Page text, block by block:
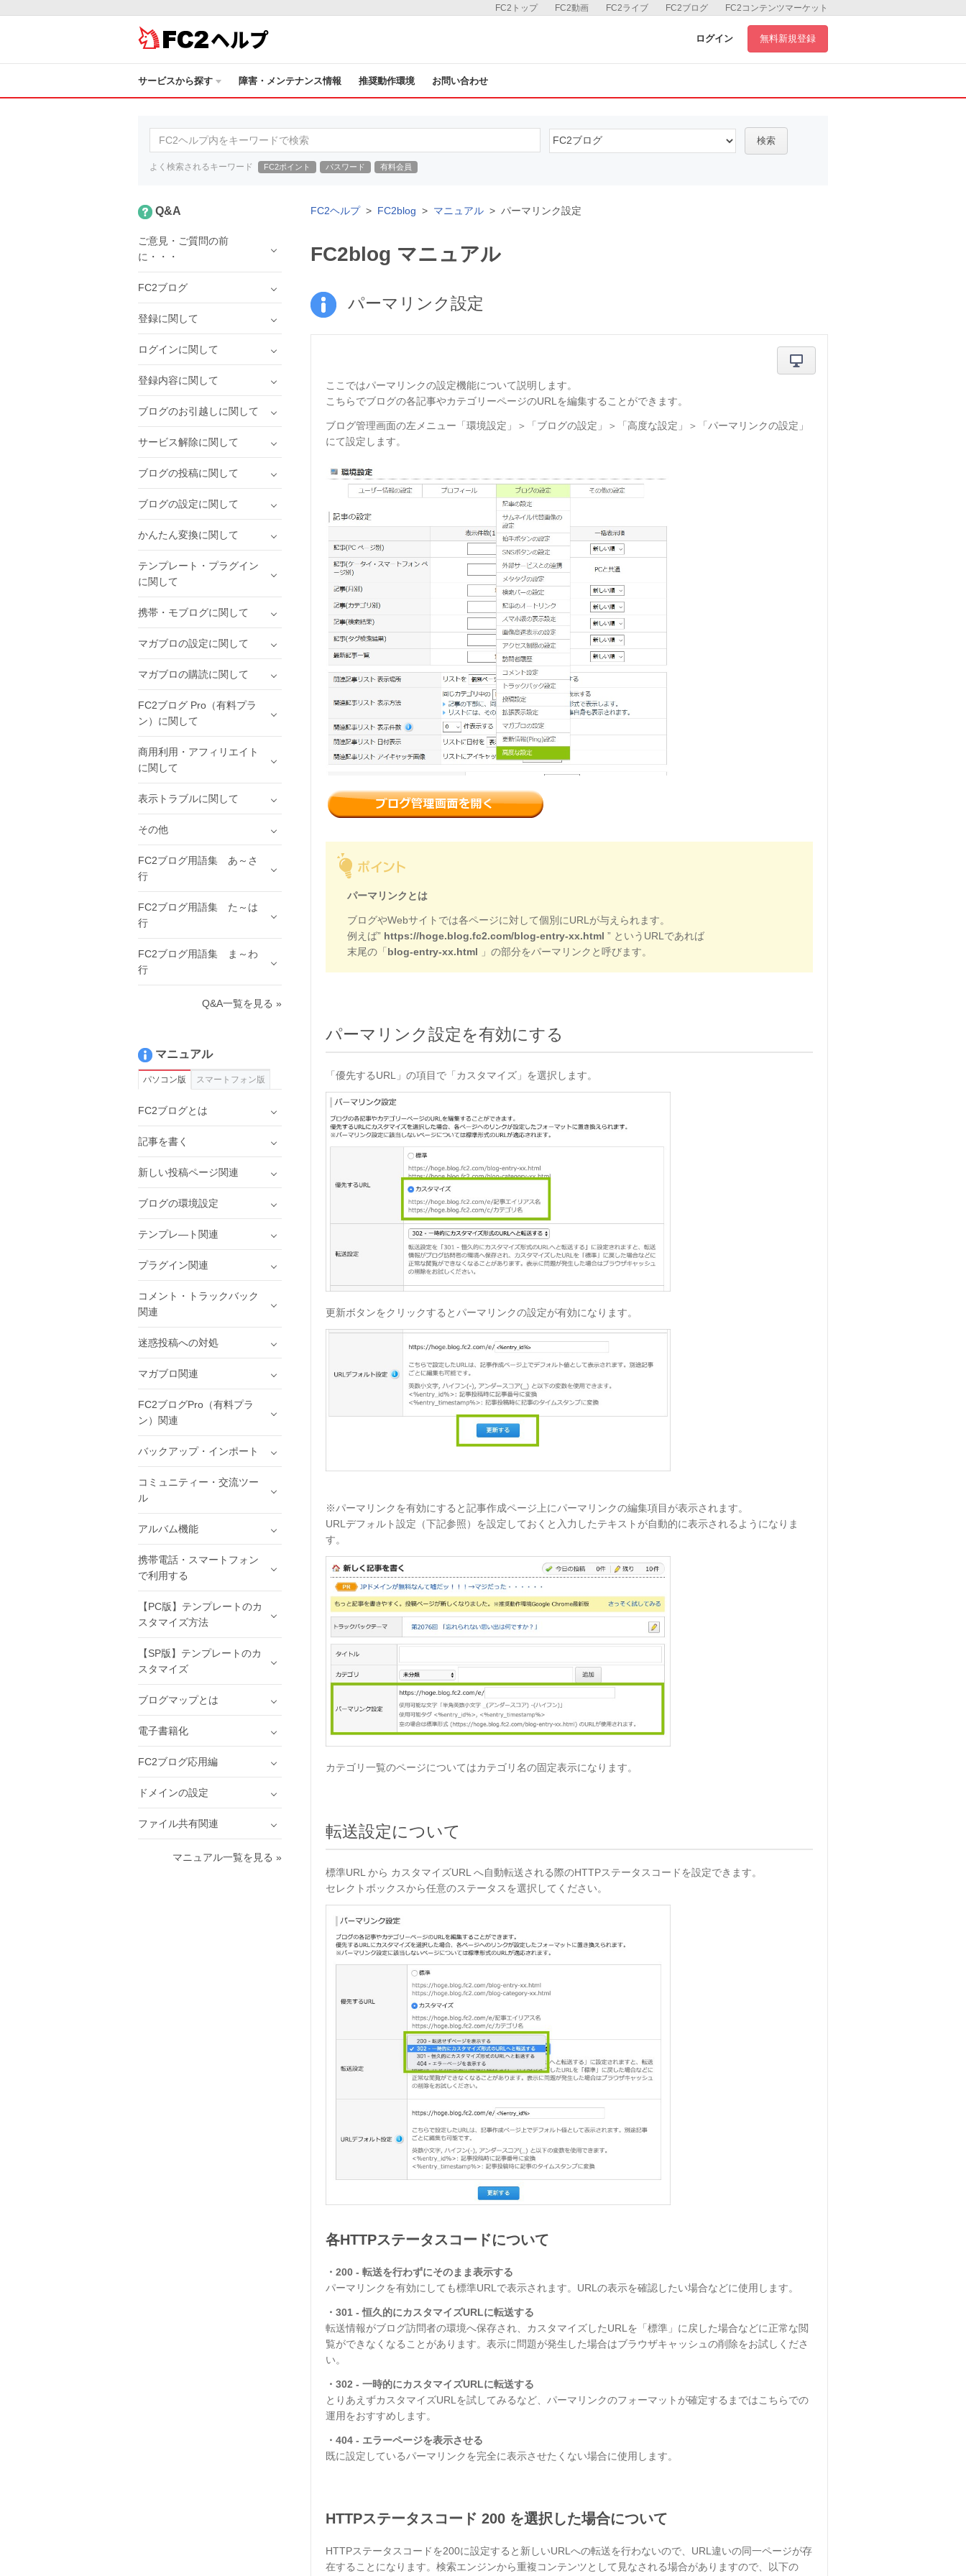
FC2コンテンツマーケット
FC2ブログ
FC2ライブ
FC2動画
FC2トップ
ヘルプ ログイン 無料新規登録
サービスから探す 障害・メンテナンス情報 推奨動作環境 お問い合わせ
検索
よく検索されるキーワード FC2ポイント パスワード 有料会員
FC2ヘルプ FC2blog マニュアル パーマリンク設定
FC2blog マニュアル
パーマリンク設定
ここではパーマリンクの設定機能について説明します。
こちらでブログの各記事やカテゴリーページのURLを編集することができます。
ブログ管理画面の左メニュー「環境設定」＞「ブログの設定」＞「高度な設定」 ＞
「パーマリンクの設定」
にて設定します。
パーマリンクとは
ブログやWebサイトでは各ページに対して個別にURLが与えられます。
例えば” https://hoge.blog.fc2.com/blog-entry-xx.html ” というURLであれば
末尾の「blog-entry-xx.html 」の部分をパーマリンクと呼びます。
パーマリンク設定を有効にする
「優先するURL」の項目で「カスタマイズ」を選択します。
更新ボタンをクリックするとパーマリンクの設定が有効になります。
※パーマリンクを有効にすると記事作成ページ上にパーマリンクの編集項目が表示されます。
URLデフォルト設定（下記参照）を設定しておくと入力したテキストが自動的に表示されるようになりま
す。
カテゴリ一覧のページについてはカテゴリ名の固定表示になります。
転送設定について
標準URL から カスタマイズURL へ自動転送される際のHTTPステータスコードを設定できます。
セレクトボックスから任意のステータスを選択してください。
各HTTPステータスコードについて
・200 - 転送を行わずにそのまま表示する
パーマリンクを有効にしても標準URLで表示されます。URLの表示を確認したい場合などに使用します。
・301 - 恒久的にカスタマイズURLに転送する
転送情報がブログ訪問者の環境へ保存され、カスタマイズしたURLを「標準」に戻した場合などに正常な閲
覧ができなくなることがあります。表示に問題が発生した場合はブラウザキャッシュの削除をお試しくださ
い。
・302 - 一時的にカスタマイズURLに転送する
とりあえずカスタマイズURLを試してみるなど、パーマリンクのフォーマットが確定するまではこちらでの
運用をおすすめします。
・404 - エラーページを表示させる
既に設定しているパーマリンクを完全に表示させたくない場合に使用します。
HTTPステータスコード 200 を選択した場合について
HTTPステータスコードを200に設定すると新しいURLへの転送を行わないので、URL違いの同一ページが存
在することになります。検索エンジンから重複コンテンツとして見なされる場合がありますので、以下の
Q&A
ご意見・ご質問の前
に・・・
FC2ブログ
登録に関して
ログインに関して
登録内容に関して
ブログのお引越しに関して
サービス解除に関して
ブログの投稿に関して
ブログの設定に関して
かんたん変換に関して
テンプレート・プラグイン
に関して
携帯・モブログに関して
マガブロの設定に関して
マガブロの購読に関して
FC2ブログ Pro（有料プラ
ン）に関して
商用利用・アフィリエイト
に関して
表示トラブルに関して
その他
FC2ブログ用語集 あ～さ
行
FC2ブログ用語集 た～は
行
FC2ブログ用語集 ま～わ
行
Q&A一覧を見る »
マニュアル
パソコン版 スマートフォン版
FC2ブログとは
記事を書く
新しい投稿ページ関連
ブログの環境設定
テンプレ―ト関連
プラグイン関連
コメント・トラックバック
関連
迷惑投稿への対処
マガブロ関連
FC2ブログPro（有料プラ
ン）関連
バックアップ・インポート
コミュニティー・交流ツー
ル
アルバム機能
携帯電話・スマートフォン
で利用する
【PC版】テンプレートのカ
スタマイズ方法
【SP版】テンプレートのカ
スタマイズ
ブログマップとは
電子書籍化
FC2ブログ応用編
ドメインの設定
ファイル共有関連
マニュアル一覧を見る »